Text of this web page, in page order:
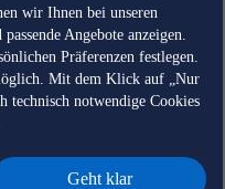
wir Ihnen bei unseren
Angebote anzeigen.
Präferenzen festlegen.
Mit dem Klick auf „Nur
technisch notwendige Cookies
Geht klar